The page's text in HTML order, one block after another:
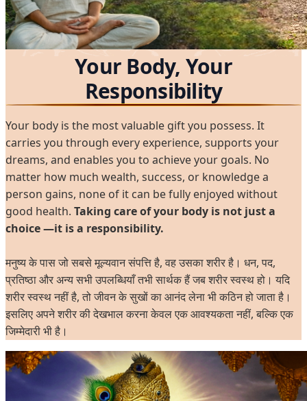
Your Body, Your
Responsibility
Your body is the most valuable gift you possess. It
carries you through every experience, supports your
dreams, and enables you to achieve your goals. No
matter how much wealth, success, or knowledge a
person gains, none of it can be fully enjoyed without
good health. Taking care of your body is not just a
choice —it is a responsibility.
मनुष्य के पास जो सबसे मूल्यवान संपत्ति है, वह उसका शरीर है। धन, पद,
प्रतिष्ठा और अन्य सभी उपलब्धियाँ तभी सार्थक हैं जब शरीर स्वस्थ हो। यदि
शरीर स्वस्थ नहीं है, तो जीवन के सुखों का आनंद लेना भी कठिन हो जाता है।
इसलिए अपने शरीर की देखभाल करना केवल एक आवश्यकता नहीं, बल्कि एक
जिम्मेदारी भी है।